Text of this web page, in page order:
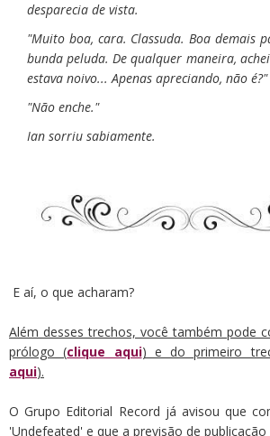
desparecia de vista.
"Muito boa, cara. Classuda. Boa demais
bunda peluda. De qualquer maneira,
estava noivo... Apenas apreciando, não é?"
"Não enche."
Ian sorriu sabiamente.
E aí, o que acharam?
Além desses trechos, você também pode
prólogo (clique aqui) e do primeiro
aqui).
O Grupo Editorial Record já avisou que
'Undefeated' e que a previsão de